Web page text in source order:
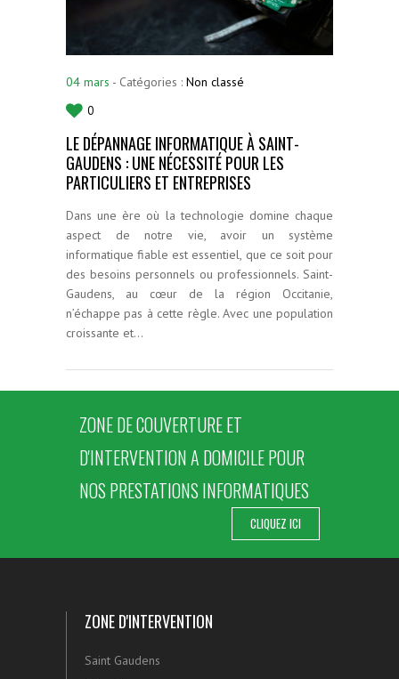
04 mars - Catégories : Non classé
0
LE DÉPANNAGE INFORMATIQUE À SAINT-
GAUDENS : UNE NÉCESSITÉ POUR LES
PARTICULIERS ET ENTREPRISES
Dans une ère où la technologie domine chaque
aspect de notre vie, avoir un système
informatique fiable est essentiel, que ce soit pour
des besoins personnels ou professionnels. Saint-
Gaudens, au cœur de la région Occitanie,
n’échappe pas à cette règle. Avec une population
croissante et…
ZONE DE COUVERTURE ET
D'INTERVENTION A DOMICILE POUR
NOS PRESTATIONS INFORMATIQUES
CLIQUEZ ICI
ZONE D'INTERVENTION
Saint Gaudens